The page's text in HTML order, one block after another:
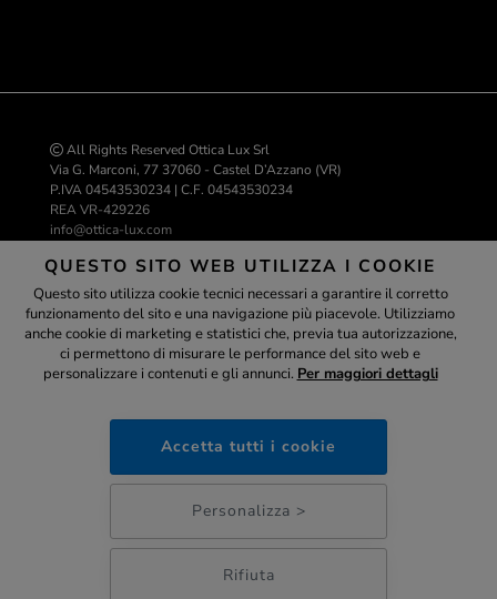
All Rights Reserved Ottica Lux Srl
Via G. Marconi, 77 37060 - Castel D’Azzano (VR)
P.IVA 04543530234 | C.F. 04543530234
REA VR-429226
info@ottica-lux.com
Realizzazione e-commerce Colombo 3000
Assistente
ottica-lux.it
QUESTO SITO WEB UTILIZZA I COOKIE
Questo sito utilizza cookie tecnici necessari a garantire il corretto
funzionamento del sito e una navigazione più piacevole. Utilizziamo
anche cookie di marketing e statistici che, previa tua autorizzazione,
ci permettono di misurare le performance del sito web e
personalizzare i contenuti e gli annunci. Per maggiori dettagli
Accetta tutti i cookie
Rifiuta
Personalizza >